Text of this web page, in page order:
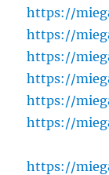
https://
https://
https://
https://
https://
https://
https://